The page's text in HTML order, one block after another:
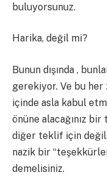
buluyorsunuz.
Harika, değil mi?
Bunun dışında ,
gerekiyor. Ve bu her
içinde asla kabul
önüne alacağınız bir
diğer teklif için
nazik bir
demelisiniz.